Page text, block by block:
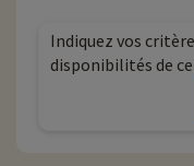
Indiquez vos
disponibilités de